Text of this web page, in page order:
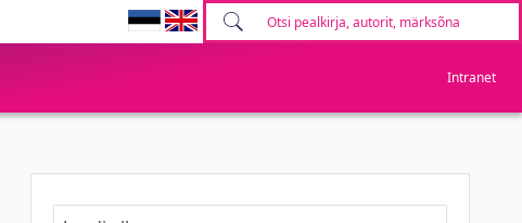
Intranet